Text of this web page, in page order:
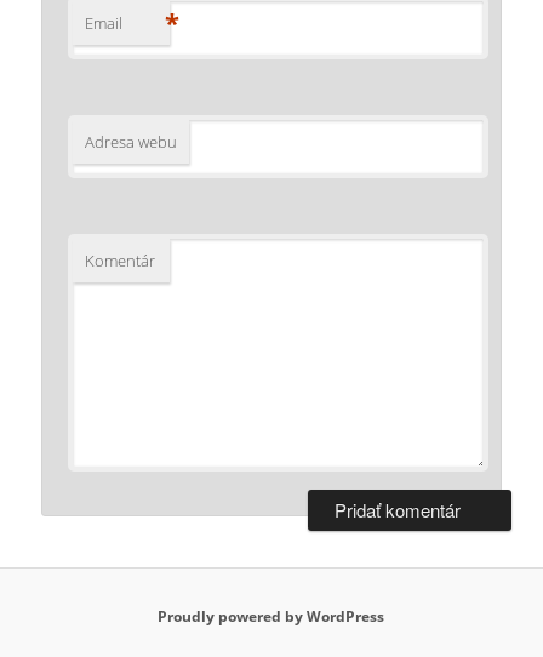
Email *
Adresa webu
Komentár
Proudly powered by WordPress